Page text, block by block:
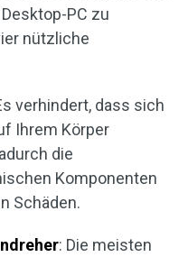
PC zu
nützliche
verhindert, dass sich
Ihrem Körper
die
Komponenten
Schäden.
: Die meisten